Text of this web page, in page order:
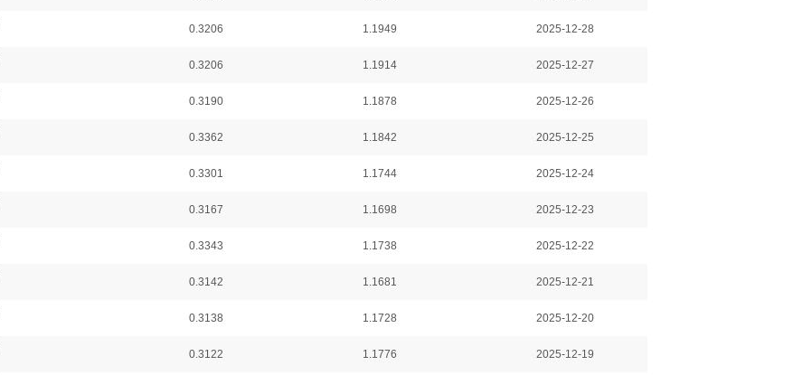
0.3206 1.1949 2025-12-28
0.3206 1.1914 2025-12-27
0.3190 1.1878 2025-12-26
0.3362 1.1842 2025-12-25
0.3301 1.1744 2025-12-24
0.3167 1.1698 2025-12-23
0.3343 1.1738 2025-12-22
0.3142 1.1681 2025-12-21
0.3138 1.1728 2025-12-20
0.3122 1.1776 2025-12-19